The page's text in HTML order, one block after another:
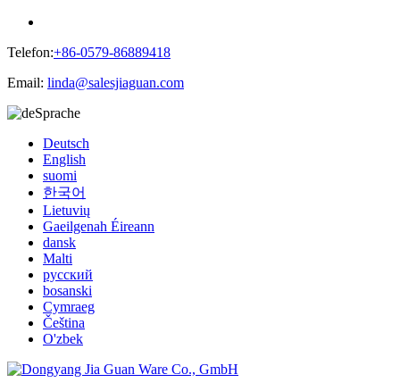
Telefon:+86-0579-86889418
Email: linda@salesjiaguan.com
Sprache
Deutsch
English
suomi
한국어
Lietuvių
Gaeilgenah Éireann
dansk
Malti
русский
bosanski
Cymraeg
Čeština
O'zbek